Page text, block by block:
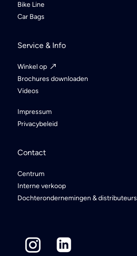
Bike Line
Car Bags
Service & Info
Winkel op
Brochures downloaden
Videos
Impressum
Privacybeleid
Contact
Centrum
Interne verkoop
Dochterondernemingen & distributeurs